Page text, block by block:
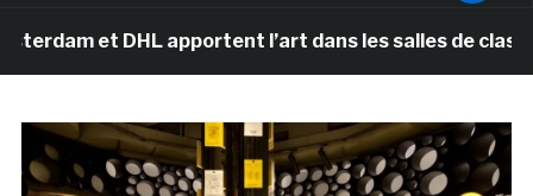
et DHL apportent l’art dans les salles de classe des